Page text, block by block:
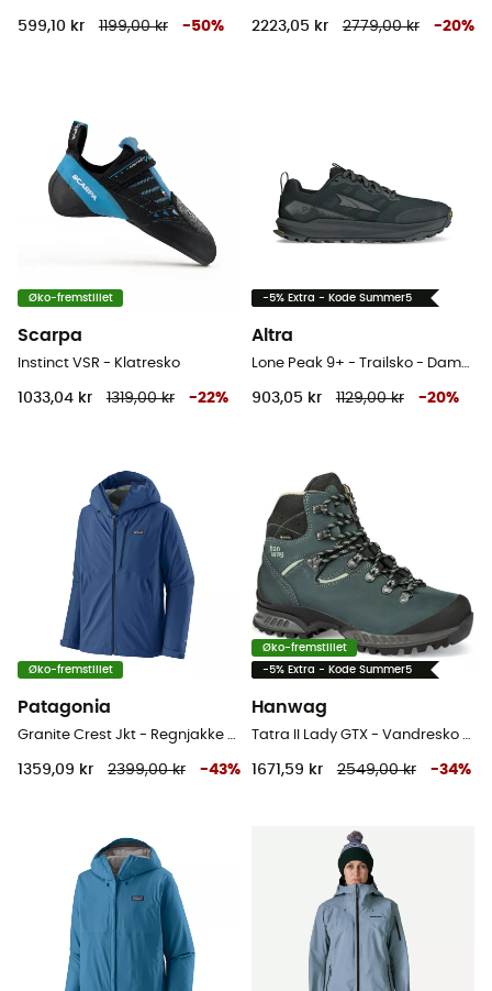
599,10 kr 1199,00 kr -50% 2223,05 kr 2779,00 kr -20%
Øko-fremstillet
Scarpa
Instinct VSR - Klatresko
1033,04 kr 1319,00 kr -22%
-5% Extra - Kode Summer5
Altra
903,05 kr 1129,00 kr -20%
Øko-fremstillet
Patagonia
1359,09 kr 2399,00 kr -43%
Øko-fremstillet
-5% Extra - Kode Summer5
Hanwag
1671,59 kr 2549,00 kr -34%